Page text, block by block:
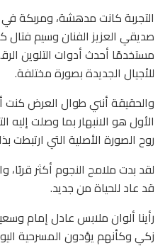
التجربة كانت مدهشة، ومربكة
صديقي العزيز الفنان وسيم فتال
مستخدمًا أحدث أدوات التلوين
للأجيال الجديدة بصورة مختلفة.
والحقيقة أنني طوال العرض كنت
الأول هو الانبهار بما وصلت إليه
روح الصورة الأصلية التي ارتبطت
لقد بدت ملامح النجوم أكثر قربًا،
قد عاد للحياة من جديد.
رأينا ألوان ملابس عادل إمام
زكي وكأنهم يؤدون المسرحية